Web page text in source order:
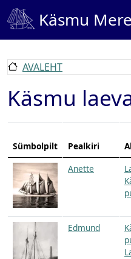
Liigu edasi põhisisu juurde
Käsmu
AVALEHT
Käsmu
Sümbolpilt Pealkiri
Anette
Edmund